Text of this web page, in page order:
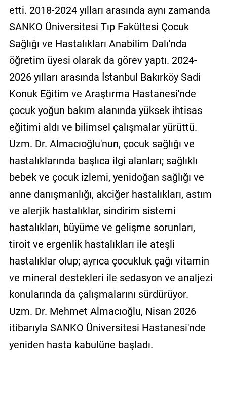
etti. 2018-2024 yılları arasında aynı zamanda
SANKO Üniversitesi Tıp Fakültesi Çocuk
Sağlığı ve Hastalıkları Anabilim Dalı'nda
öğretim üyesi olarak da görev yaptı. 2024-
2026 yılları arasında İstanbul Bakırköy Sadi
Konuk Eğitim ve Araştırma Hastanesi'nde
çocuk yoğun bakım alanında yüksek ihtisas
eğitimi aldı ve bilimsel çalışmalar yürüttü.
Uzm. Dr. Almacıoğlu'nun, çocuk sağlığı ve
hastalıklarında başlıca ilgi alanları; sağlıklı
bebek ve çocuk izlemi, yenidoğan sağlığı ve
anne danışmanlığı, akciğer hastalıkları, astım
ve alerjik hastalıklar, sindirim sistemi
hastalıkları, büyüme ve gelişme sorunları,
tiroit ve ergenlik hastalıkları ile ateşli
hastalıklar olup; ayrıca çocukluk çağı vitamin
ve mineral destekleri ile sedasyon ve analjezi
konularında da çalışmalarını sürdürüyor.
Uzm. Dr. Mehmet Almacıoğlu, Nisan 2026
itibarıyla SANKO Üniversitesi Hastanesi'nde
yeniden hasta kabulüne başladı.